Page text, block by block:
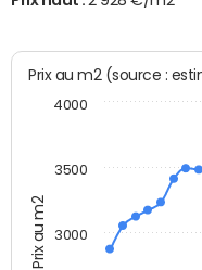
Prix au m2
Prix au m2
3000
3500
4000